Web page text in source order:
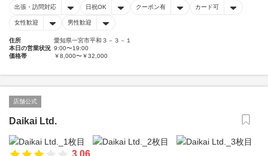
出張・訪問対応 日祝OK クーポン有 カード可
女性歓迎 男性歓迎
住所
愛知県一宮市平和３－３－１
本日の営業状況 9:00〜19:00
価格帯
￥8,000〜￥32,000
店舗公式
Daikai Ltd.
3.06